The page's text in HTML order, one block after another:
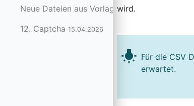
Neue Dateien aus Vorlagen anlegen
12. Captcha 15.04.2026
wird.
wb_incandescent Für die CSV
erwartet.